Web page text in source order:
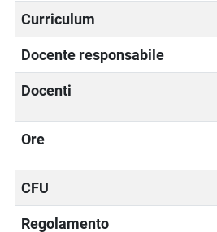
Curriculum
Docente responsabile
Docenti
Ore
CFU
Regolamento